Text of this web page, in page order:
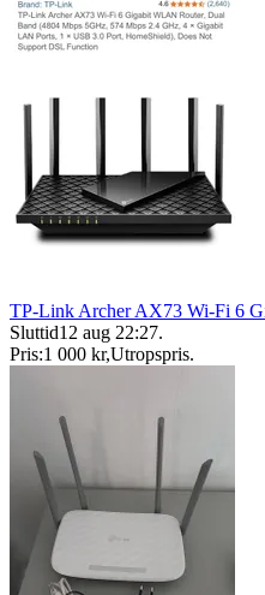
TP-Link Archer AX73 Wi-Fi 6
Sluttid12 aug 22:27.
Pris:1 000 kr,Utropspris.